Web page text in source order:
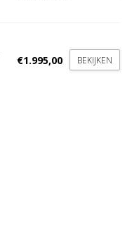
€1.995,00 BEKIJKEN